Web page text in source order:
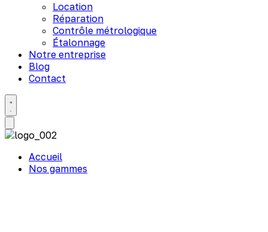
Location
Réparation
Contrôle métrologique
Étalonnage
Notre entreprise
Blog
Contact
Accueil
Nos gammes